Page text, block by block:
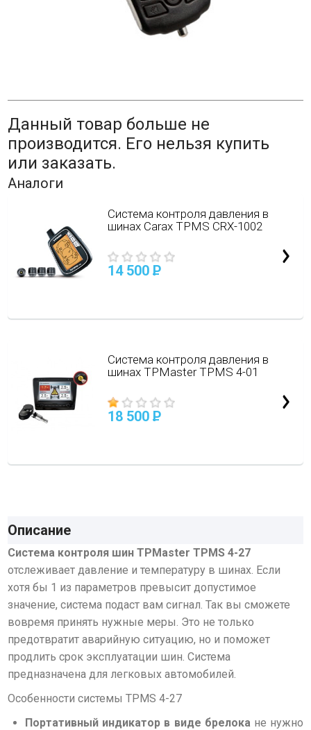
Данный товар больше не
производится. Его нельзя купить
или заказать.
Аналоги
Система контроля давления в
шинах Carax TPMS CRX-1002
14 500 P
Система контроля давления в
шинах TPMaster TPMS 4-01
18 500 P
Описание
Система контроля шин TPMaster TPMS 4-27
отслеживает давление и температуру в шинах. Если
хотя бы 1 из параметров превысит допустимое
значение, система подаст вам сигнал. Так вы сможете
вовремя принять нужные меры. Это не только
предотвратит аварийную ситуацию, но и поможет
продлить срок эксплуатации шин.Система
предназначена для легковых автомобилей.
Особенности системы TPMS 4-27
Портативный индикатор в виде брелокане нужно